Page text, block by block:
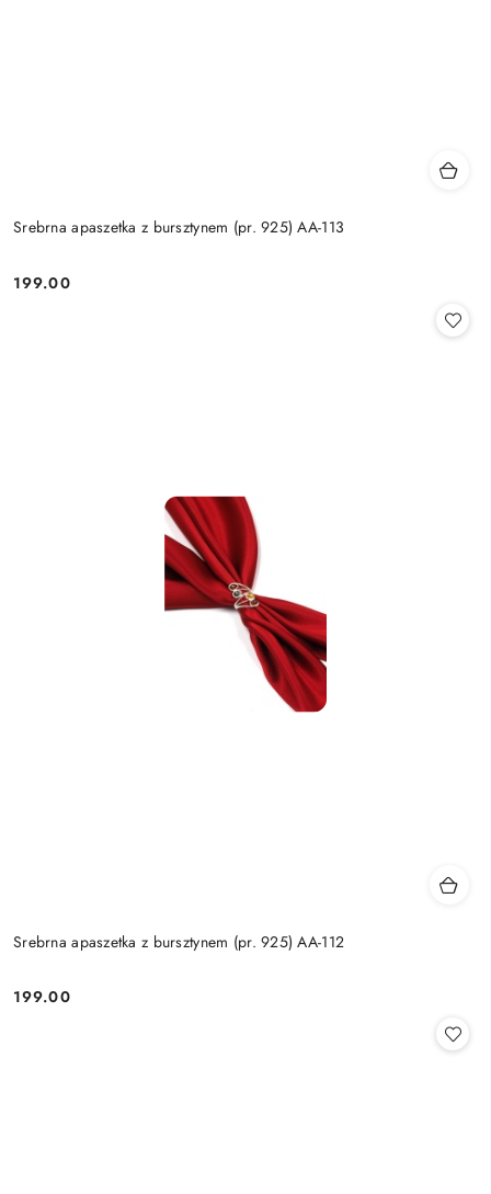
Srebrna apaszetka z bursztynem (pr. 925) AA-113
Cena:
199.00
Srebrna apaszetka z bursztynem (pr. 925) AA-112
Cena:
199.00